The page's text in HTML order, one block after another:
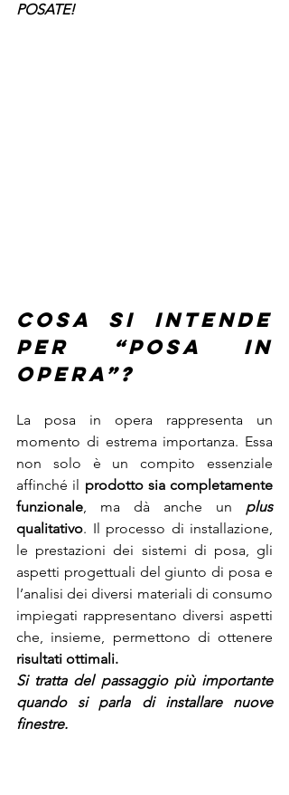
POSATE!
Cosa si intende
per “posa in
opera”?
La posa in opera rappresenta un
momento di estrema importanza. Essa
non solo è un compito essenziale
affinché il prodotto sia completamente
funzionale, ma dà anche un
plus
qualitativo. Il processo di installazione,
le prestazioni dei sistemi di posa, gli
aspetti progettuali del giunto di posa e
l’analisi dei diversi materiali di consumo
impiegati rappresentano diversi aspetti
risultati ottimali.
Si tratta del passaggio più importante
quando si parla di installare nuove
finestre.